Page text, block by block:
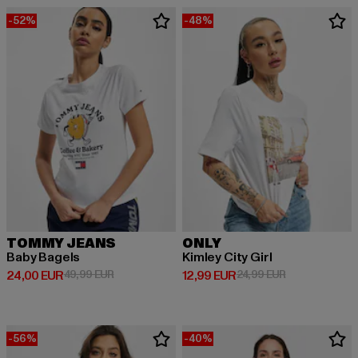
-52%
TOMMY JEANS
Baby Bagels
24,00 EUR
Derzeitiger Preis: 24,00 EUR
49,99 EURAktionspreis: 49,99 EUR
-48%
ONLY
Kimley City Girl
12,99 EUR
Derzeitiger Preis: 12,99 EUR
24,99 EURAktionspreis:
-56% -40%